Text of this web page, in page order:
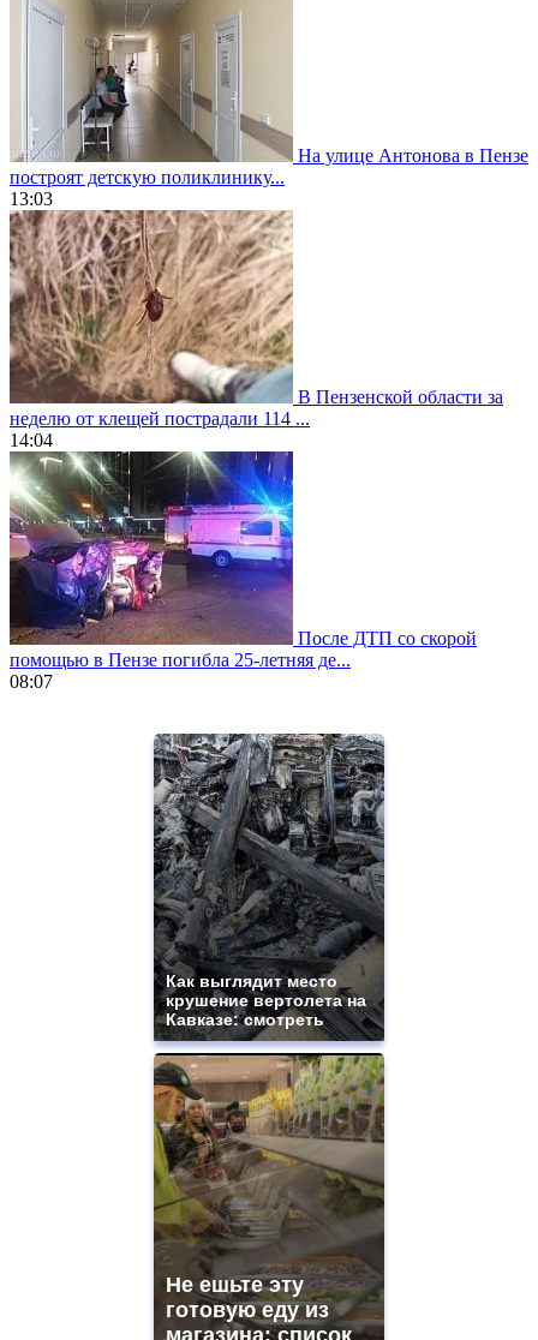
На улице Антонова в Пензе
построят детскую поликлинику...
13:03
В Пензенской области за
неделю от клещей пострадали 114 ...
14:04
После ДТП со скорой
помощью в Пензе погибла 25-летняя де...
08:07
https://gradewatches.to/
https://www.replicasrelojes.to/
Как выглядит место
крушение вертолета на
Кавказе: смотреть
Не ешьте эту
готовую еду из
магазина: список